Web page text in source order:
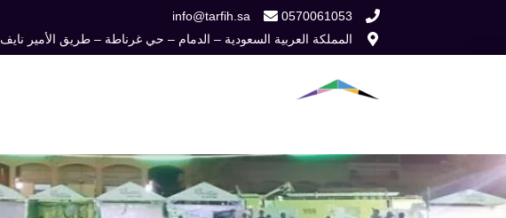
0570061053
info@tarfih.sa
المملكة العربية السعودية – الدمام – حي غرناطة – طريق الأمير نايف